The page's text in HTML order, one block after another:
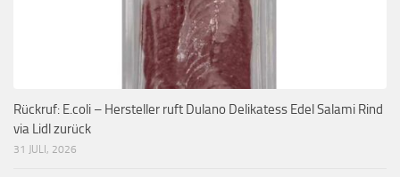
Rückruf: E.coli – Hersteller ruft Dulano Delikatess Edel Salami Rind
via Lidl zurück
31 JULI, 2026